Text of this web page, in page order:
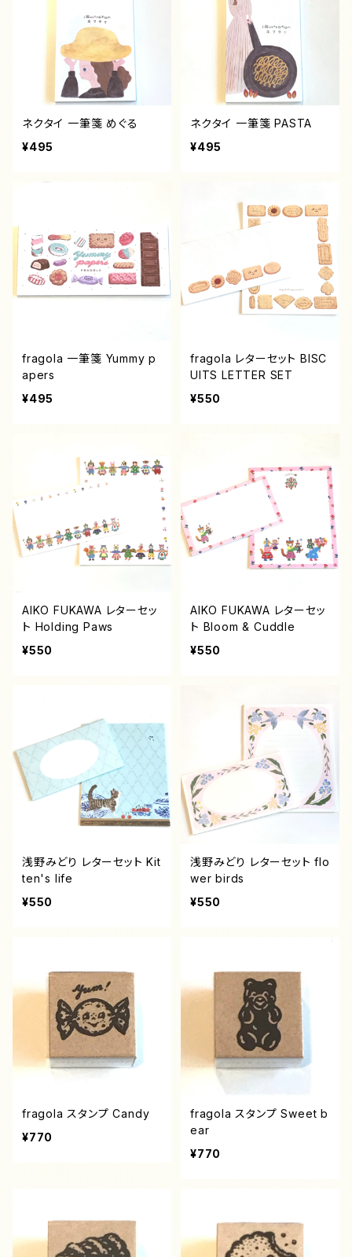
ネクタイ 一筆箋 めぐる
¥495
ネクタイ 一筆箋 PASTA
¥495
fragola 一筆箋 Yummy p
apers
¥495
fragola レターセット BISC
UITS LETTER SET
¥550
AIKO FUKAWA レターセッ
ト Holding Paws
¥550
AIKO FUKAWA レターセッ
ト Bloom & Cuddle
¥550
浅野みどり レターセット Kit
ten's life
¥550
浅野みどり レターセット flo
wer birds
¥550
fragola スタンプ Candy
¥770
fragola スタンプ Sweet b
ear
¥770